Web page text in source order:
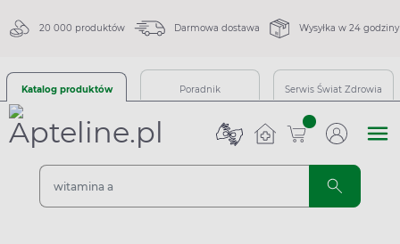
20 000 produktów Darmowa dostawa Wysyłka w 24 godziny
Katalog produktów Poradnik Serwis Świat Zdrowia
sztuk